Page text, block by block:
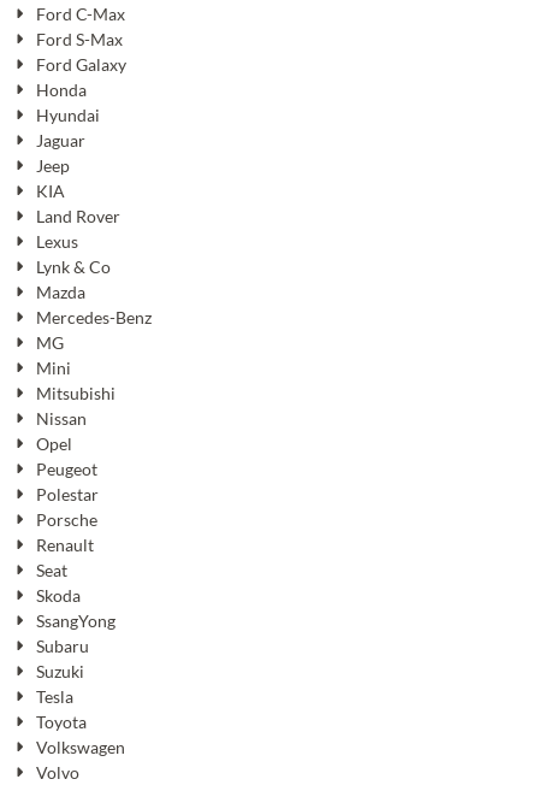
Ford C-Max
Ford S-Max
Ford Galaxy
Honda
Hyundai
Jaguar
Jeep
KIA
Land Rover
Lexus
Lynk & Co
Mazda
Mercedes-Benz
MG
Mini
Mitsubishi
Nissan
Opel
Peugeot
Polestar
Porsche
Renault
Seat
Skoda
SsangYong
Subaru
Suzuki
Tesla
Toyota
Volkswagen
Volvo